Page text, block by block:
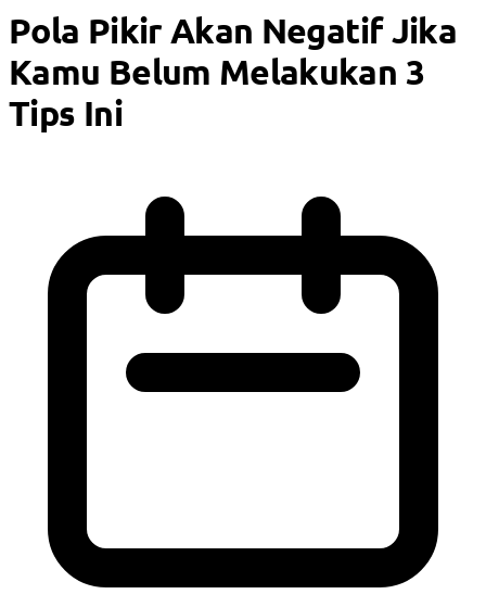
Pola Pikir Akan Negatif Jika
Kamu Belum Melakukan 3
Tips Ini